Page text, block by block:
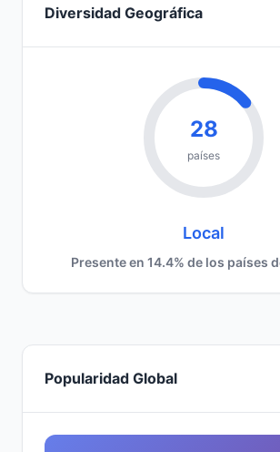
Diversidad Geográfica
28
países
Local
Presente en 14.4% de los países
Popularidad Global